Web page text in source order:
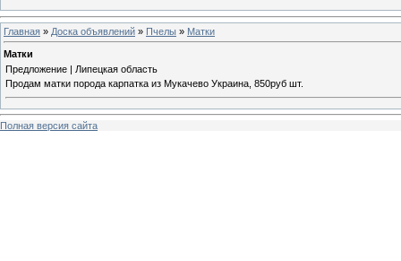
Главная » Доска объявлений » Пчелы » Матки
Матки
Предложение | Липецкая область
Продам матки порода карпатка из Мукачево Украина, 850руб шт.
Полная версия сайта